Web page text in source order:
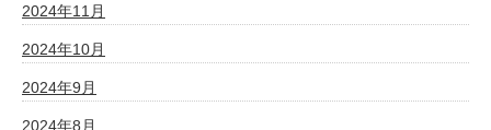
2024年11月
2024年10月
2024年9月
2024年8月